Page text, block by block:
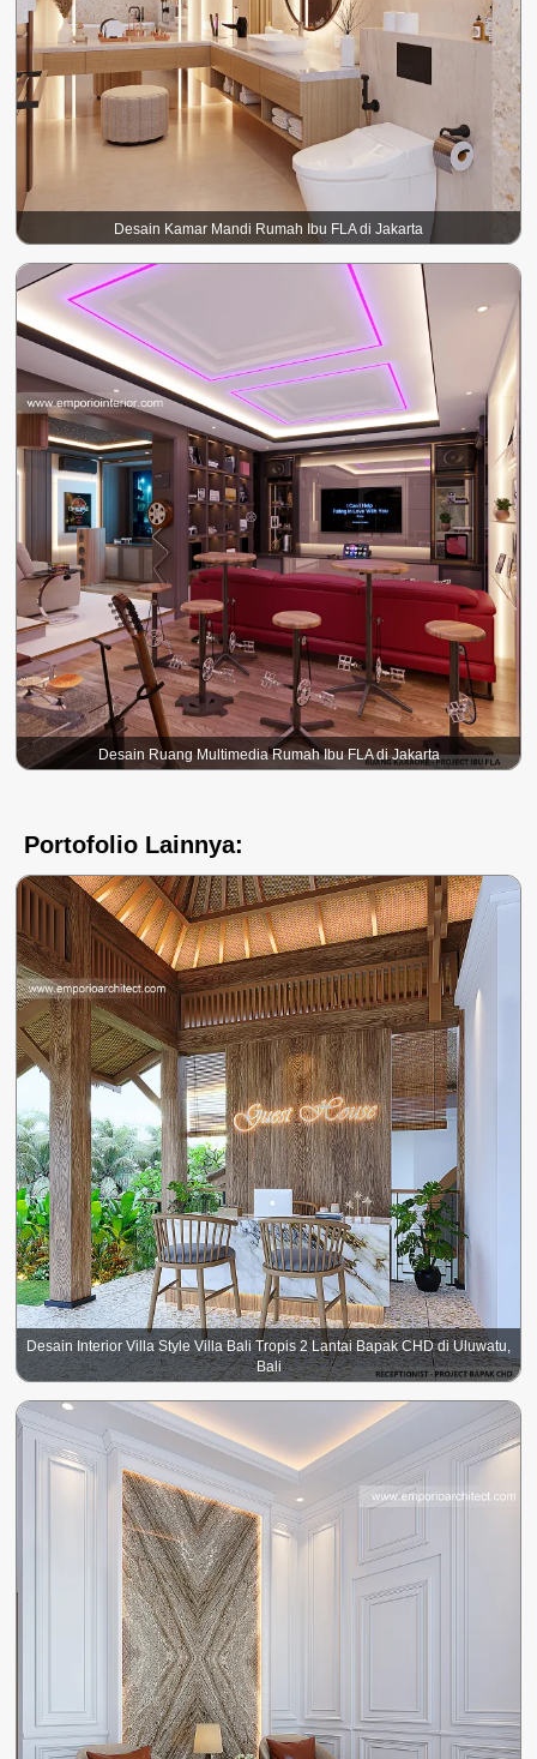
Desain Kamar Mandi Rumah Ibu FLA di Jakarta
Desain Ruang Multimedia Rumah Ibu FLA di Jakarta
Portofolio Lainnya:
Desain Interior Villa Style Villa Bali Tropis 2 Lantai Bapak CHD di Uluwatu,
Bali